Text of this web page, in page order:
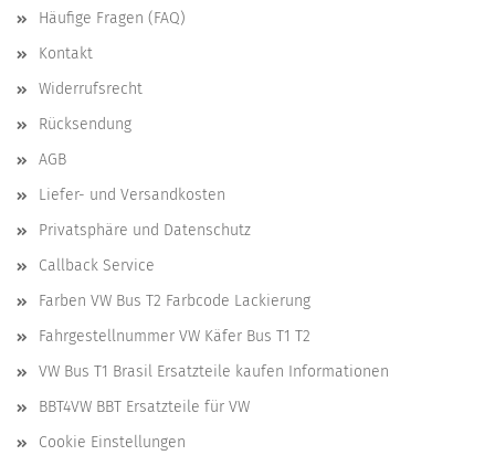
Häufige Fragen (FAQ)
Kontakt
Widerrufsrecht
Rücksendung
AGB
Liefer- und Versandkosten
Privatsphäre und Datenschutz
Callback Service
Farben VW Bus T2 Farbcode Lackierung
Fahrgestellnummer VW Käfer Bus T1 T2
VW Bus T1 Brasil Ersatzteile kaufen Informationen
BBT4VW BBT Ersatzteile für VW
Cookie Einstellungen